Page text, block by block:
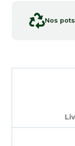
Nos